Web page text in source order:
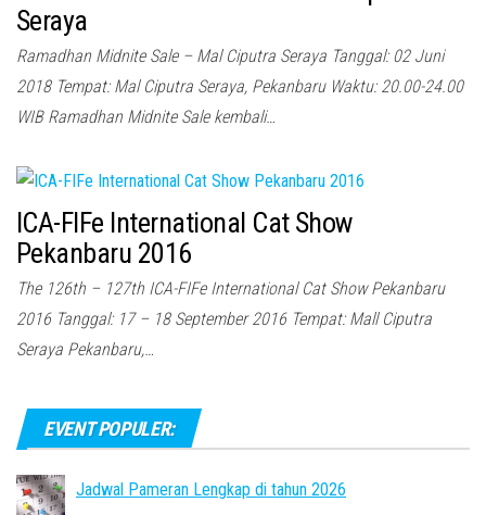
Seraya
Ramadhan Midnite Sale – Mal Ciputra Seraya Tanggal: 02 Juni
2018 Tempat: Mal Ciputra Seraya, Pekanbaru Waktu: 20.00-24.00
WIB Ramadhan Midnite Sale kembali…
ICA-FIFe International Cat Show
Pekanbaru 2016
The 126th – 127th ICA-FIFe International Cat Show Pekanbaru
2016 Tanggal: 17 – 18 September 2016 Tempat: Mall Ciputra
Seraya Pekanbaru,…
EVENT POPULER:
Jadwal Pameran Lengkap di tahun 2026